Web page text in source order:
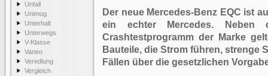
Unfall
Unimog
Unterhalt
Unterwegs
V-Klasse
Vaneo
Veredlung
Vergleich
Der neue Mercedes-Benz EQC ist
ein echter Mercedes. Neben
Crashtestprogramm der Marke
Bauteile, die Strom führen, strenge
Fällen über die gesetzlichen